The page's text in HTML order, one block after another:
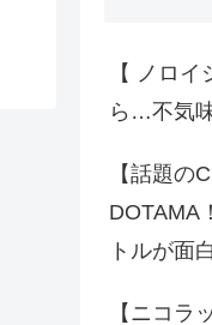
【 ノロ
ら…不気
【話題の
DOTAMA
トルが面
【ニコラ